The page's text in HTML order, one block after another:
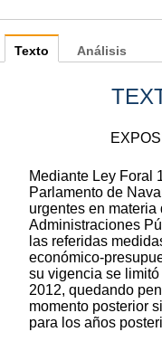
Texto
Mediante Ley Foral
Parlamento de
urgentes en
Administraciones
las referidas
económico-
su vigencia se
2012, quedando
momento posterior
para los años
Análisis